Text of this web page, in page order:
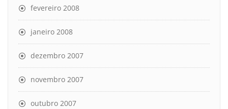
fevereiro 2008
janeiro 2008
dezembro 2007
novembro 2007
outubro 2007